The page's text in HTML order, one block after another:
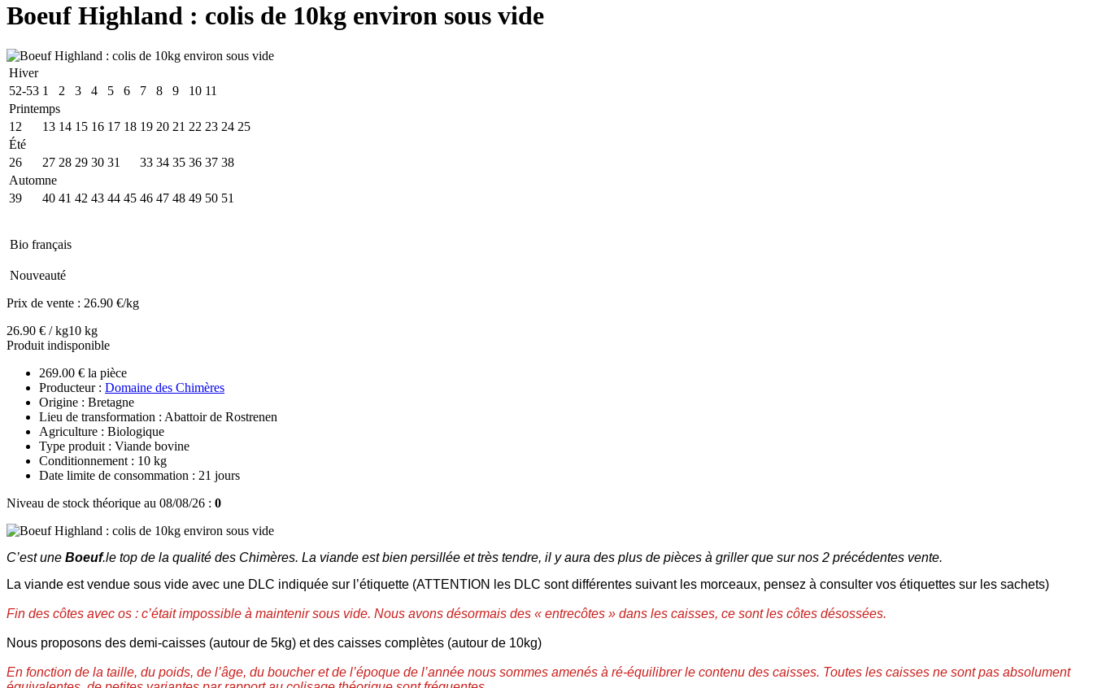
Boeuf Highland : colis de 10kg environ sous vide
Hiver
52-53 1 2 3 4 5 6 7 8 9 10 11
Printemps
12
13 14 15 16 17 18 19 20 21 22 23 24 25
Été
26
27 28 29 30 31 33 34 35 36 37 38
Automne
39
40 41 42 43 44 45 46 47 48 49 50 51
Bio français
Nouveauté
Prix de vente : 26.90 €/kg
26.90 € / kg10 kg
Produit indisponible
269.00 € la pièce
Producteur : Domaine des Chimères
Origine : Bretagne
Lieu de transformation : Abattoir de Rostrenen
Agriculture : Biologique
Type produit : Viande bovine
Conditionnement : 10 kg
Date limite de consommation : 21 jours
Niveau de stock théorique au 08/08/26 : 0
C’est une Boeuf.le top de la qualité des Chimères. La viande estbien persillée et très tendre, il y aura des plus de pièces à grillerque sur nos 2 précédentes vente.
La viande est vendue sous vide avec une DLC indiquée sur l’étiquette (ATTENTION les DLC sont différentes suivant les morceaux, pensez à consulter vos étiquettes sur les sachets)
Fin des côtes avec os : c’était impossible à maintenir sous vide. Nous avons désormais des « entrecôtes » dans les caisses, ce sont les côtes désossées.
Nous proposons des demi-caisses (autour de 5kg) et des caisses complètes (autour de 10kg)
En fonction de la taille, du poids, de l’âge, du boucher et de l’époque de l’année nous sommes amenés à ré-équilibrer le contenu des caisses. Toutes les caisses ne sont pas absolument